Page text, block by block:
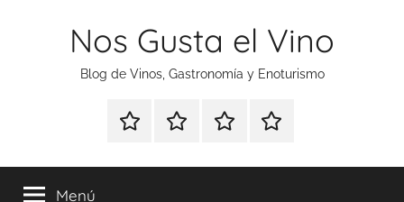
Nos Gusta el Vino
Blog de Vinos, Gastronomía y Enoturismo
Especial
Tonics
Enoturismo
Gastronomía
RankingContacto
Menú